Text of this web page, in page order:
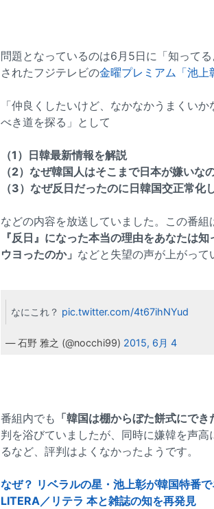
問題となっているのは6月5日に「知って
されたフジテレビの金曜プレミアム「池上
「仲良くしたいけど、なかなかうまくい
べき道を探る」として
（1）日韓最新情報を解説
（2）なぜ韓国人はそこまで日本が嫌いな
（3）なぜ反日だったのに日韓国交正常化
などの内容を放送していました。この番
『反日』になった本当の理由をあなたは知
ウヨったのか」 などと失望の声が上がって
なにこれ？ pic.twitter.com/4t67ihNYud
— 石野 雅之 (@nocchi99) 2015, 6月 4
番組内でも 「韓国は棚からぼた餅式にでき
判を浴びていましたが、同時に嫌韓を声
るなど、評判はよくなかったようです。
なぜ？ リベラルの星・池上彰が韓国特番
LITERA／リテラ 本と雑誌の知を再発見